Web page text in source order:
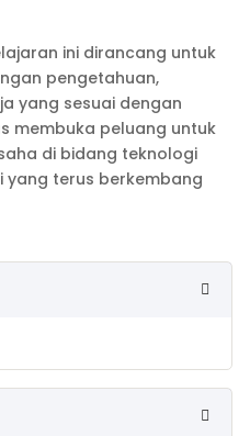
ini dirancang untuk
pengetahuan,
yang sesuai dengan
membuka peluang untuk
di bidang teknologi
yang terus berkembang